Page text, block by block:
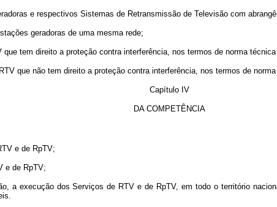
e respectivos Sistemas de Retransmissão de Televisão com
geradoras de uma mesma rede;
tem direito a proteção contra interferência, nos termos de norma técnica
que não tem direito a proteção contra interferência, nos termos de
Capítulo IV
DA COMPETÊNCIA
e de RpTV;
e de RpTV;
dos Serviços de RTV e de RpTV, em todo o território